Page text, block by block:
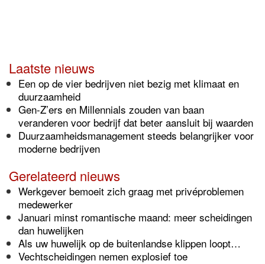
Laatste nieuws
Een op de vier bedrijven niet bezig met klimaat en
duurzaamheid
Gen-Z’ers en Millennials zouden van baan
veranderen voor bedrijf dat beter aansluit bij waarden
Duurzaamheidsmanagement steeds belangrijker voor
moderne bedrijven
Gerelateerd nieuws
Werkgever bemoeit zich graag met privéproblemen
medewerker
Januari minst romantische maand: meer scheidingen
dan huwelijken
Als uw huwelijk op de buitenlandse klippen loopt…
Vechtscheidingen nemen explosief toe